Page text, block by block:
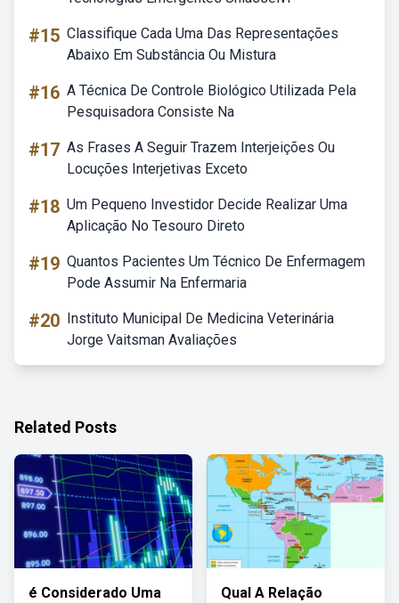
#15 Classifique Cada Uma Das Representações
Abaixo Em Substância Ou Mistura
#16 A Técnica De Controle Biológico Utilizada Pela
Pesquisadora Consiste Na
#17 As Frases A Seguir Trazem Interjeições Ou
Locuções Interjetivas Exceto
#18 Um Pequeno Investidor Decide Realizar Uma
Aplicação No Tesouro Direto
#19 Quantos Pacientes Um Técnico De Enfermagem
Pode Assumir Na Enfermaria
#20 Instituto Municipal De Medicina Veterinária
Jorge Vaitsman Avaliações
Related Posts
é Considerado Uma
Qual A Relação